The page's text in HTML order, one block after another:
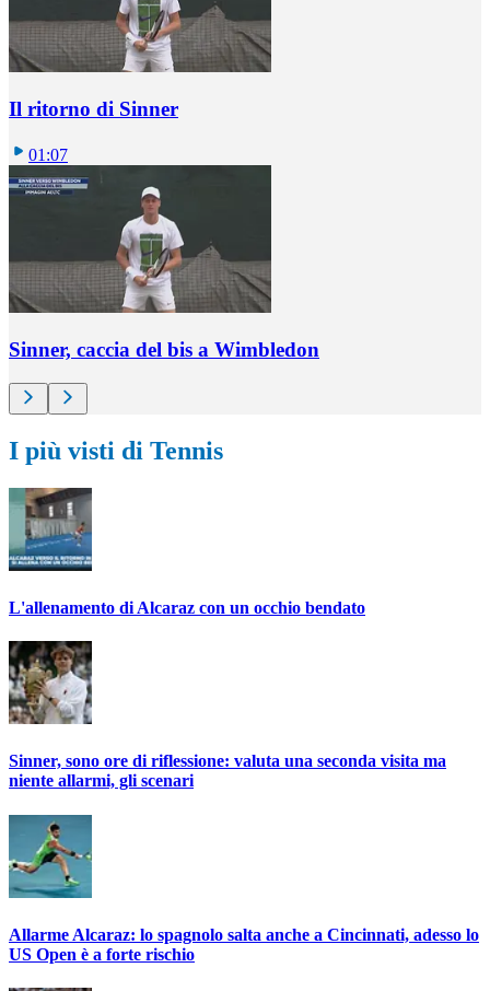
Il ritorno di Sinner
01:07
Sinner, caccia del bis a Wimbledon
I più visti di Tennis
L'allenamento di Alcaraz con un occhio bendato
Sinner, sono ore di riflessione: valuta una seconda visita ma
niente allarmi, gli scenari
Allarme Alcaraz: lo spagnolo salta anche a Cincinnati, adesso lo
US Open è a forte rischio